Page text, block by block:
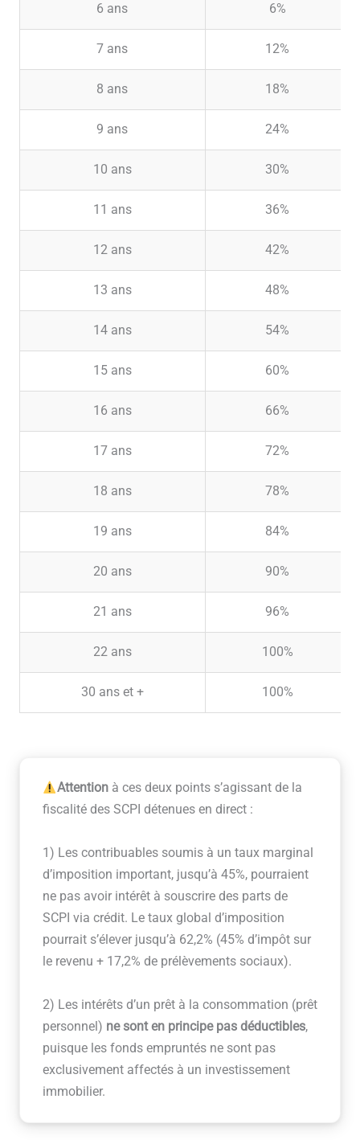
6 ans 6%
7 ans 12%
8 ans 18%
9 ans 24%
10 ans 30%
11 ans 36%
12 ans 42%
13 ans 48%
14 ans 54%
15 ans 60%
16 ans 66%
17 ans 72%
18 ans 78%
19 ans 84%
20 ans 90%
21 ans 96%
22 ans 100%
30 ans et + 100%
Attention à ces deux points s’agissant de la
fiscalité des SCPI détenues en direct :
1) Les contribuables soumis à un taux marginal
d’imposition important, jusqu’à 45%, pourraient
ne pas avoir intérêt à souscrire des parts de
SCPI via crédit. Le taux global d’imposition
pourrait s’élever jusqu’à 62,2% (45% d’impôt sur
le revenu + 17,2% de prélèvements sociaux).
2) Les intérêts d’un prêt à la consommation (prêt
personnel) ne sont en principe pas déductibles,
puisque les fonds empruntés ne sont pas
exclusivement affectés à un investissement
immobilier.